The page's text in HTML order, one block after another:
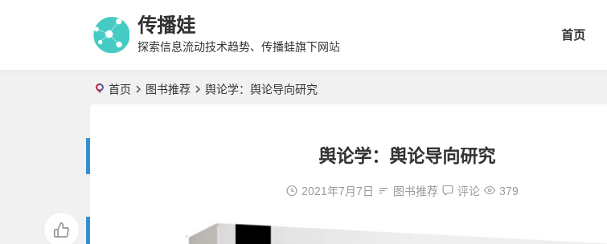
传播娃
探索信息流动技术趋势、传播蛙旗下网站
首页
首页 图书推荐 舆论学：舆论导向研究
舆论学：舆论导向研究
2021年7月7日 图书推荐 评论 379